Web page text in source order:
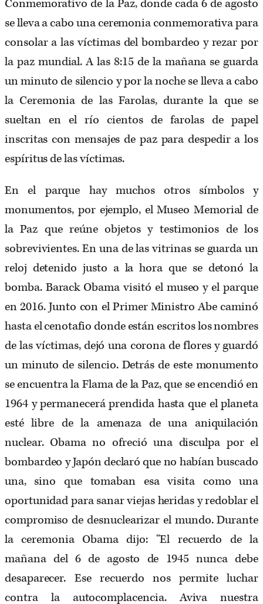
Conmemorativo de la Paz, donde cada 6 de agosto
se lleva a cabo una ceremonia conmemorativa para
consolar a las víctimas del bombardeo y rezar por
la paz mundial. A las 8:15 de la mañana se guarda
un minuto de silencio y por la noche se lleva a cabo
la Ceremonia de las Farolas, durante la que se
sueltan en el río cientos de farolas de papel
inscritas con mensajes de paz para despedir a los
espíritus de las víctimas.
En el parque hay muchos otros símbolos y
monumentos, por ejemplo, el Museo Memorial de
la Paz que reúne objetos y testimonios de los
sobrevivientes. En una de las vitrinas se guarda un
reloj detenido justo a la hora que se detonó la
bomba. Barack Obama visitó el museo y el parque
en 2016. Junto con el Primer Ministro Abe caminó
hasta el cenotafio donde están escritos los nombres
de las víctimas, dejó una corona de flores y guardó
un minuto de silencio. Detrás de este monumento
se encuentra la Flama de la Paz, que se encendió en
1964 y permanecerá prendida hasta que el planeta
esté libre de la amenaza de una aniquilación
nuclear. Obama no ofreció una disculpa por el
bombardeo y Japón declaró que no habían buscado
una, sino que tomaban esa visita como una
oportunidad para sanar viejas heridas y redoblar el
compromiso de desnuclearizar el mundo. Durante
la ceremonia Obama dijo: “El recuerdo de la
mañana del 6 de agosto de 1945 nunca debe
desaparecer. Ese recuerdo nos permite luchar
contra la autocomplacencia. Aviva nuestra